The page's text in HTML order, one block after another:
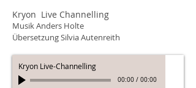
Kryon Live Channelling
Musik Anders Holte
Übersetzung Silvia Autenreith
Kryon Live-Channelling
00:00 / 00:00